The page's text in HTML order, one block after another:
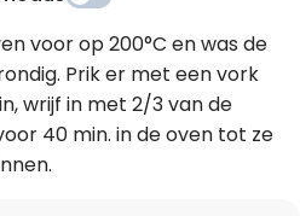
voor op 200°C en was de
Prik er met een vork
wrijf in met 2/3 van de
40 min. in de oven tot ze